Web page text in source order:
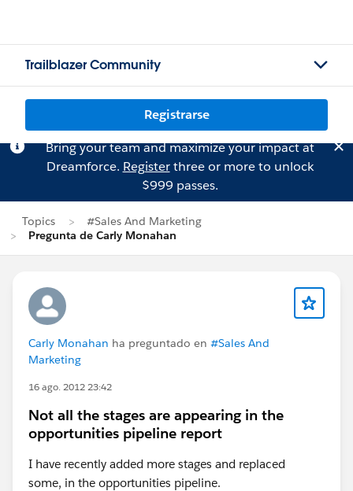
Trailblazer Community
Registrarse
Bring your team and maximize your impact at
Dreamforce. Registerthree or more to unlock
$999 passes.
Topics
#Sales And Marketing
Pregunta de Carly Monahan
Carly Monahan ha preguntado en #Sales And
Marketing
16 ago. 2012 23:42
Not all the stages are appearing in the
opportunities pipeline report
I have recently added more stages and replaced
some, in the opportunities pipeline.